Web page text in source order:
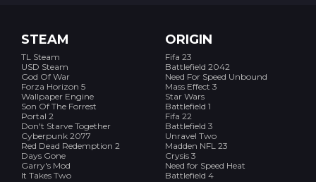
STEAM
TL Steam
USD Steam
God Of War
Forza Horizon 5
Wallpaper Engine
Son Of The Forrest
Portal 2
Don't Starve Together
Cyberpunk 2077
Red Dead Redemption 2
Days Gone
Garry's Mod
It Takes Two
ORIGIN
Fifa 23
Battlefield 2042
Need For Speed Unbound
Mass Effect 3
Star Wars
Battlefield 1
Fifa 22
Battlefield 3
Unravel Two
Madden NFL 23
Crysis 3
Need for Speed Heat
Battlefield 4